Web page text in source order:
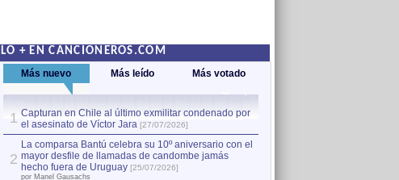
LO + EN CANCIONEROS.COM
Más nuevo Más leído Más votado
1 Capturan en Chile al último exmilitar condenado por
el asesinato de Víctor Jara [27/07/2026]
2
La comparsa Bantú celebra su 10º aniversario con el
mayor desfile de llamadas de candombe jamás
hecho fuera de Uruguay [25/07/2026]
por Manel Gausachs